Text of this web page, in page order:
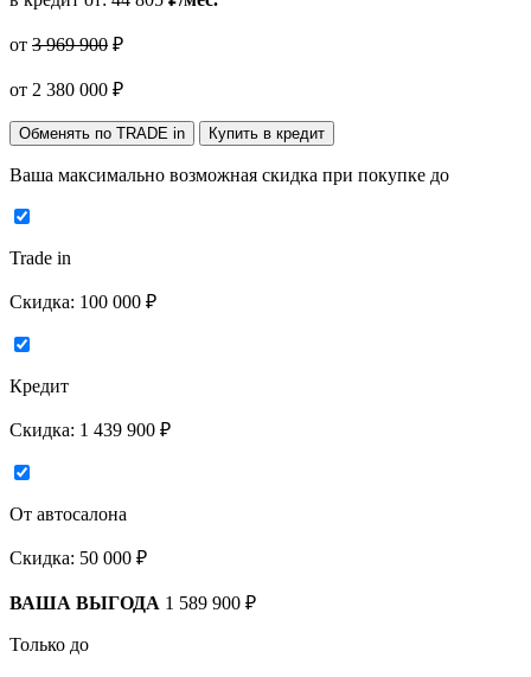
от 3 969 900 ₽
от 2 380 000 ₽
Обменять по TRADE in Купить в кредит
Ваша максимально возможная скидка при покупке до
Trade in
Скидка: 100 000 ₽
Кредит
Скидка: 1 439 900 ₽
От автосалона
Скидка: 50 000 ₽
ВАША ВЫГОДА 1 589 900 ₽
Только до